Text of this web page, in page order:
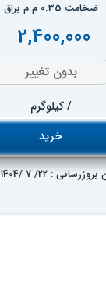
ضخامت 0.35 م.م براق
2,400,000
بدون تغییر
/ کیلوگرم
خرید
: 22
/ 7 /
1404